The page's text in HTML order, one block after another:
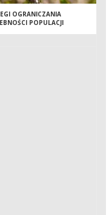
OGRANICZANIA
POPULACJI